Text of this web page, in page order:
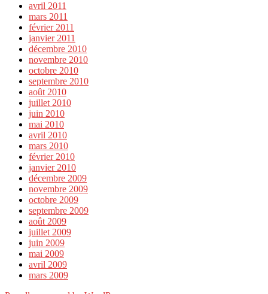
avril 2011
mars 2011
février 2011
janvier 2011
décembre 2010
novembre 2010
octobre 2010
septembre 2010
août 2010
juillet 2010
juin 2010
mai 2010
avril 2010
mars 2010
février 2010
janvier 2010
décembre 2009
novembre 2009
octobre 2009
septembre 2009
août 2009
juillet 2009
juin 2009
mai 2009
avril 2009
mars 2009